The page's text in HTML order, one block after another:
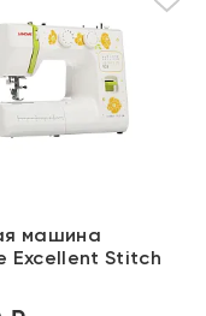
машина
Excellent Stitch